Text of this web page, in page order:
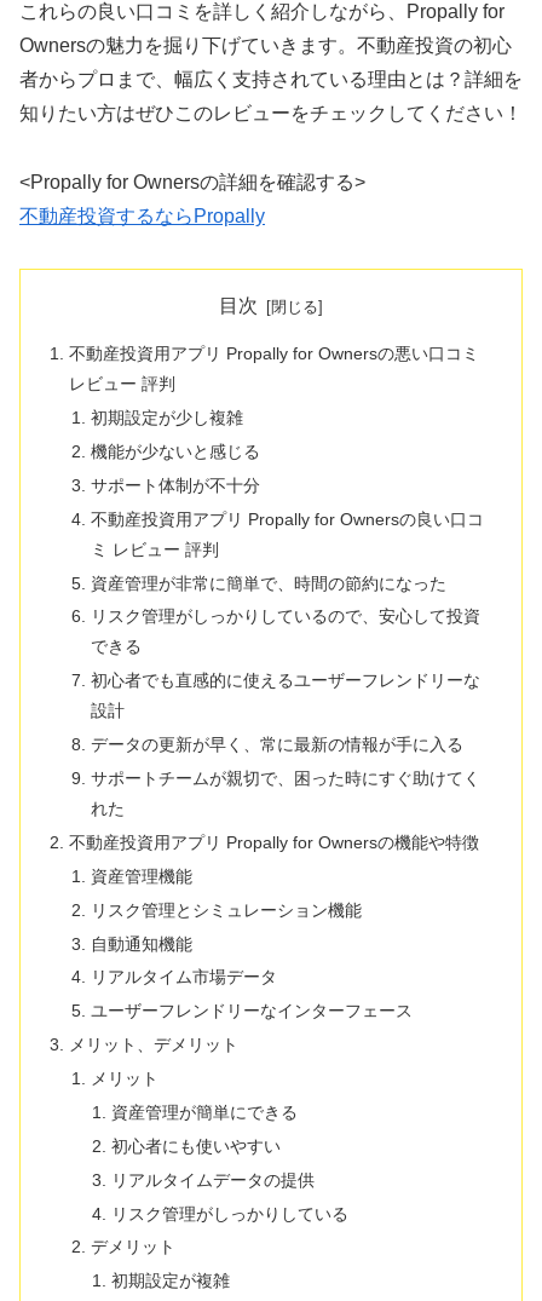
これらの良い口コミを詳しく紹介しながら、Propally for
Ownersの魅力を掘り下げていきます。不動産投資の初心
者からプロまで、幅広く支持されている理由とは？詳細を
知りたい方はぜひこのレビューをチェックしてください！
<Propally for Ownersの詳細を確認する>
不動産投資するならPropally
目次
不動産投資用アプリ Propally for Ownersの悪い口コミ
レビュー 評判
初期設定が少し複雑
機能が少ないと感じる
サポート体制が不十分
不動産投資用アプリ Propally for Ownersの良い口コ
ミ レビュー 評判
資産管理が非常に簡単で、時間の節約になった
リスク管理がしっかりしているので、安心して投資
できる
初心者でも直感的に使えるユーザーフレンドリーな
設計
データの更新が早く、常に最新の情報が手に入る
サポートチームが親切で、困った時にすぐ助けてく
れた
不動産投資用アプリ Propally for Ownersの機能や特徴
資産管理機能
リスク管理とシミュレーション機能
自動通知機能
リアルタイム市場データ
ユーザーフレンドリーなインターフェース
メリット、デメリット
メリット
資産管理が簡単にできる
初心者にも使いやすい
リアルタイムデータの提供
リスク管理がしっかりしている
デメリット
初期設定が複雑